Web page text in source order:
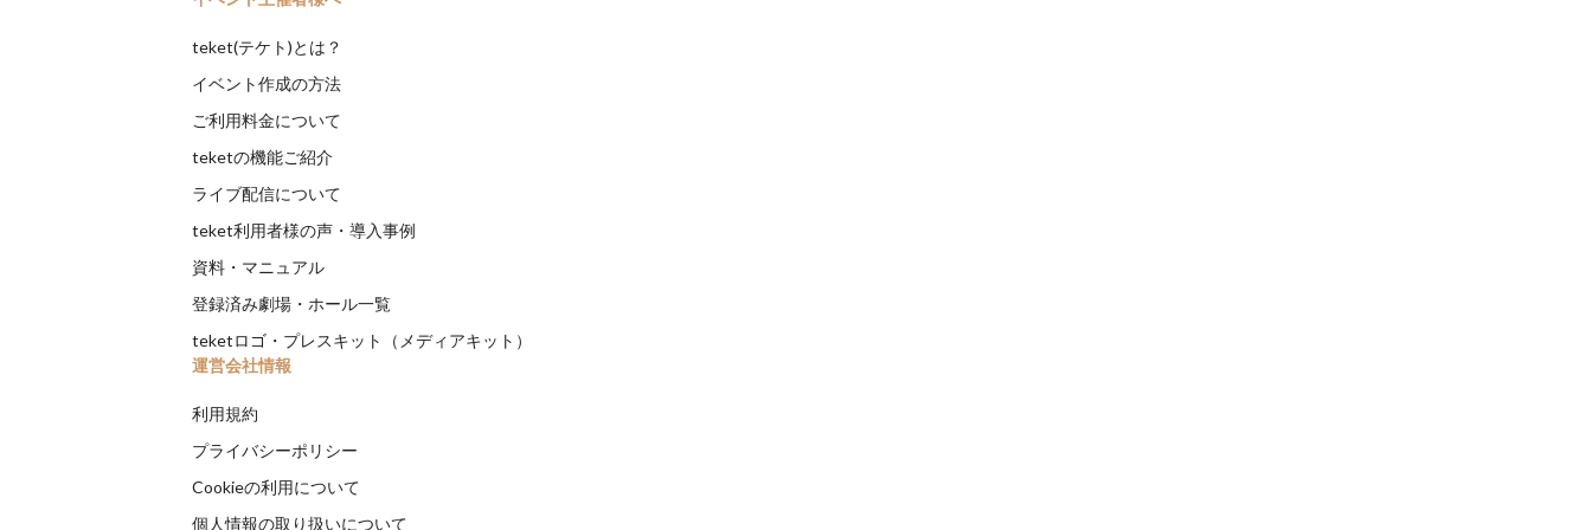
teket(テケト)とは？
イベント作成の方法
ご利用料金について
teketの機能ご紹介
ライブ配信について
teket利用者様の声・導入事例
資料・マニュアル
登録済み劇場・ホール一覧
teketロゴ・プレスキット（メディアキット）
運営会社情報
利用規約
プライバシーポリシー
Cookieの利用について
個人情報の取り扱いについて